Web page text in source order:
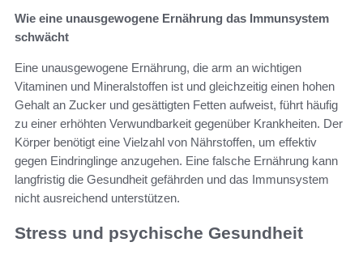
Wie eine unausgewogene Ernährung das Immunsystem
schwächt
Eine unausgewogene Ernährung, die arm an wichtigen
Vitaminen und Mineralstoffen ist und gleichzeitig einen hohen
Gehalt an Zucker und gesättigten Fetten aufweist, führt häufig
zu einer erhöhten Verwundbarkeit gegenüber Krankheiten. Der
Körper benötigt eine Vielzahl von Nährstoffen, um effektiv
gegen Eindringlinge anzugehen. Eine falsche Ernährung kann
langfristig die Gesundheit gefährden und das Immunsystem
nicht ausreichend unterstützen.
Stress und psychische Gesundheit